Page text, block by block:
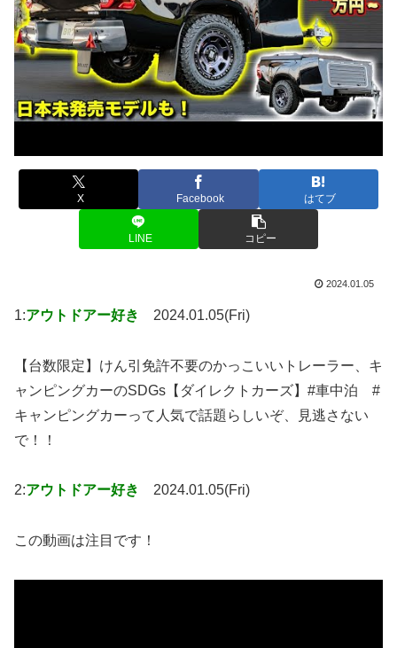
X Facebook はてブ
LINE コピー
2024.01.05
1:アウトドアー好き 2024.01.05(Fri)
【台数限定】けん引免許不要のかっこいいトレーラー、キ
ャンピングカーのSDGs【ダイレクトカーズ】#車中泊 #
キャンピングカーって人気で話題らしいぞ、見逃さない
で！！
2:アウトドアー好き 2024.01.05(Fri)
この動画は注目です！